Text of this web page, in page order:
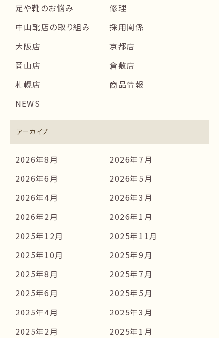
足や靴のお悩み
修理
中山靴店の取り組み
採用関係
大阪店
京都店
岡山店
倉敷店
札幌店
商品情報
NEWS
アーカイブ
2026年8月
2026年7月
2026年6月
2026年5月
2026年4月
2026年3月
2026年2月
2026年1月
2025年12月
2025年11月
2025年10月
2025年9月
2025年8月
2025年7月
2025年6月
2025年5月
2025年4月
2025年3月
2025年2月
2025年1月